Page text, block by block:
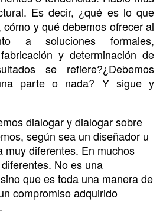
Es decir, ¿qué es lo que
y qué debemos ofrecer al
a soluciones formales,
y determinación de
se refiere?¿Debemos
parte o nada? Y sigue y
dialogar y dialogar sobre
según sea un diseñador u
muy diferentes. En muchos
No es una
que es toda una manera de
compromiso adquirido